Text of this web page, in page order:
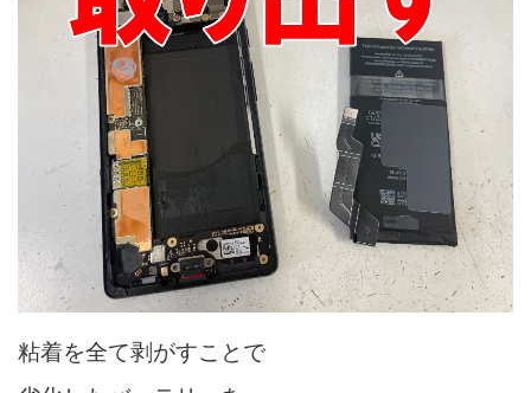
粘着を全て剥がすことで